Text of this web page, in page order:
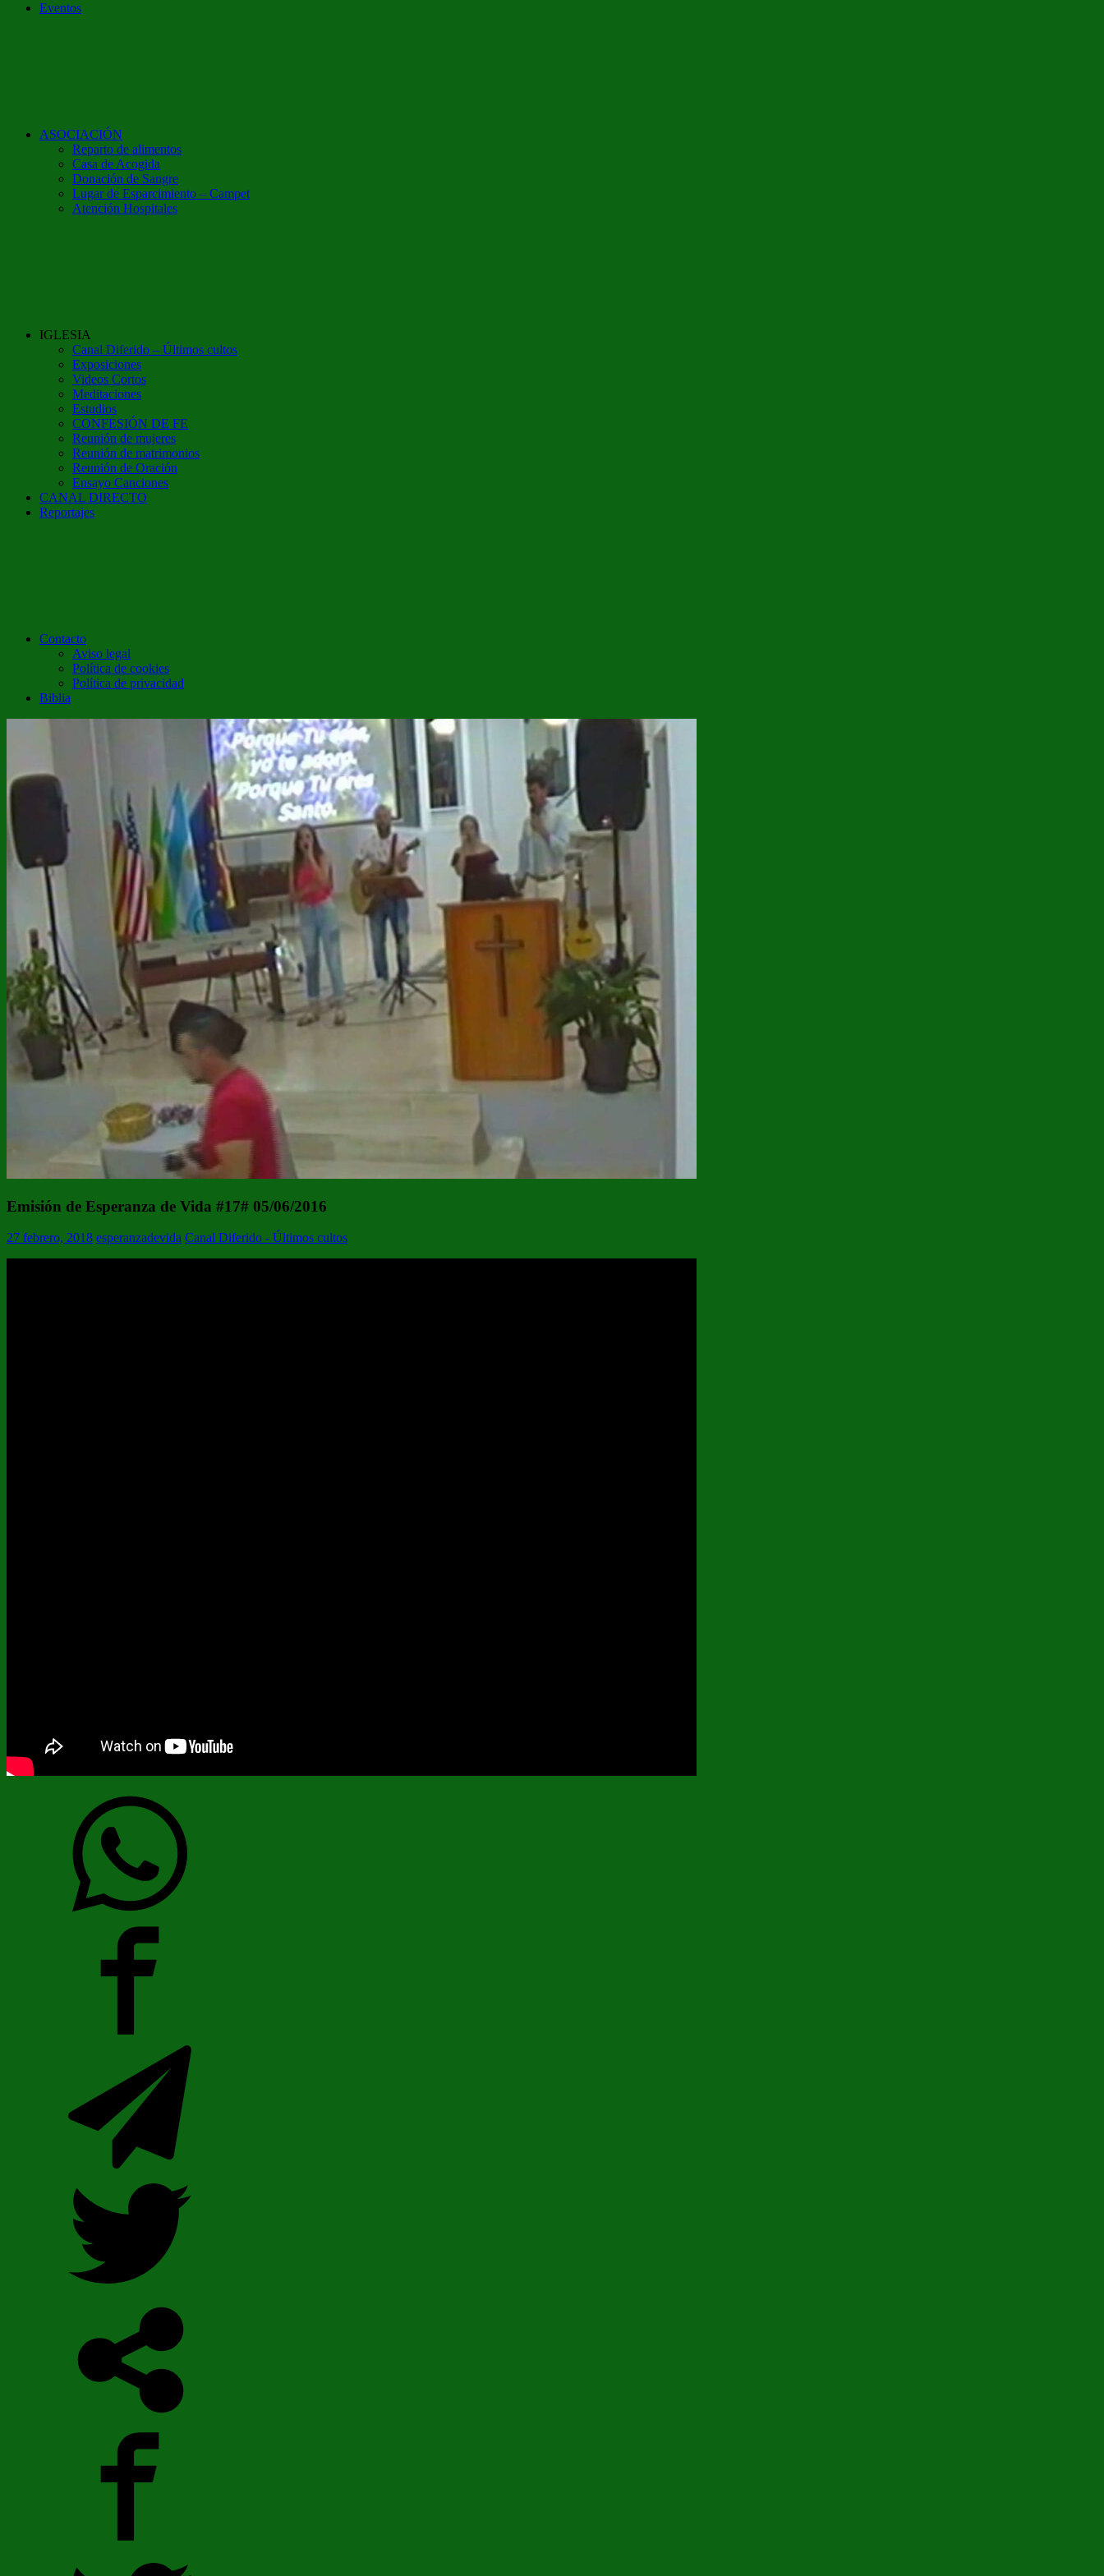
Eventos
ASOCIACIÓN
Reparto de alimentos
Casa de Acogida
Donación de Sangre
Lugar de Esparcimiento – Campet
Atención Hospitales
IGLESIA
Canal Diferido – Últimos cultos
Exposiciones
Videos Cortos
Meditaciones
Estudios
CONFESIÓN DE FE
Reunión de mujeres
Reunión de matrimonios
Reunión de Oración
Ensayo Canciones
CANAL DIRECTO
Reportajes
Contacto
Aviso legal
Política de cookies
Política de privacidad
Biblia
Emisión de Esperanza de Vida #17# 05/06/2016
27 febrero, 2018 esperanzadevida Canal Diferido - Últimos cultos